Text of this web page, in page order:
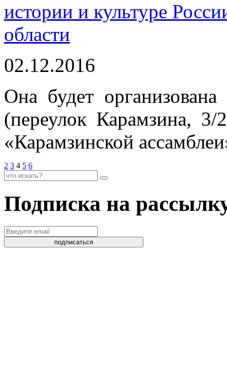
истории и культуре
области
02.12.2016
Она будет
(переулок Карамзина,
«Карамзинской
2 3 4 5 6
Подписка на
подписаться